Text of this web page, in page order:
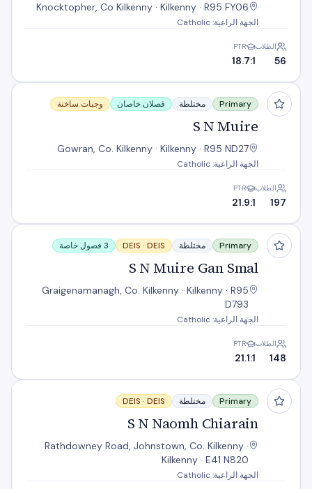
Knocktopher, Co Kilkenny · Kilkenny · R95 FY06
الجهة الراعية: Catholic
الطلاب
56
PTR
18.7:1
S N Muire
Primary مختلطة فصلان خاصان وجبات ساخنة
S N Muire
Gowran, Co. Kilkenny · Kilkenny · R95 ND27
الجهة الراعية: Catholic
الطلاب
197
PTR
21.9:1
S N Muire Gan Smal
Primary مختلطة DEIS · DEIS 3 فصول خاصة
S N Muire Gan Smal
Graigenamanagh, Co. Kilkenny · Kilkenny · R95
D793
الجهة الراعية: Catholic
الطلاب
148
PTR
21.1:1
S N Naomh Chiarain
Primary مختلطة DEIS · DEIS
S N Naomh Chiarain
Rathdowney Road, Johnstown, Co. Kilkenny ·
Kilkenny · E41 N820
الجهة الراعية: Catholic